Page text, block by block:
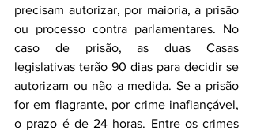
precisam autorizar, por maioria, a prisão
ou processo contra parlamentares. No
caso de prisão, as duas Casas
legislativas terão 90 dias para decidir se
autorizam ou não a medida. Se a prisão
for em flagrante, por crime inafiançável,
o prazo é de 24 horas. Entre os crimes